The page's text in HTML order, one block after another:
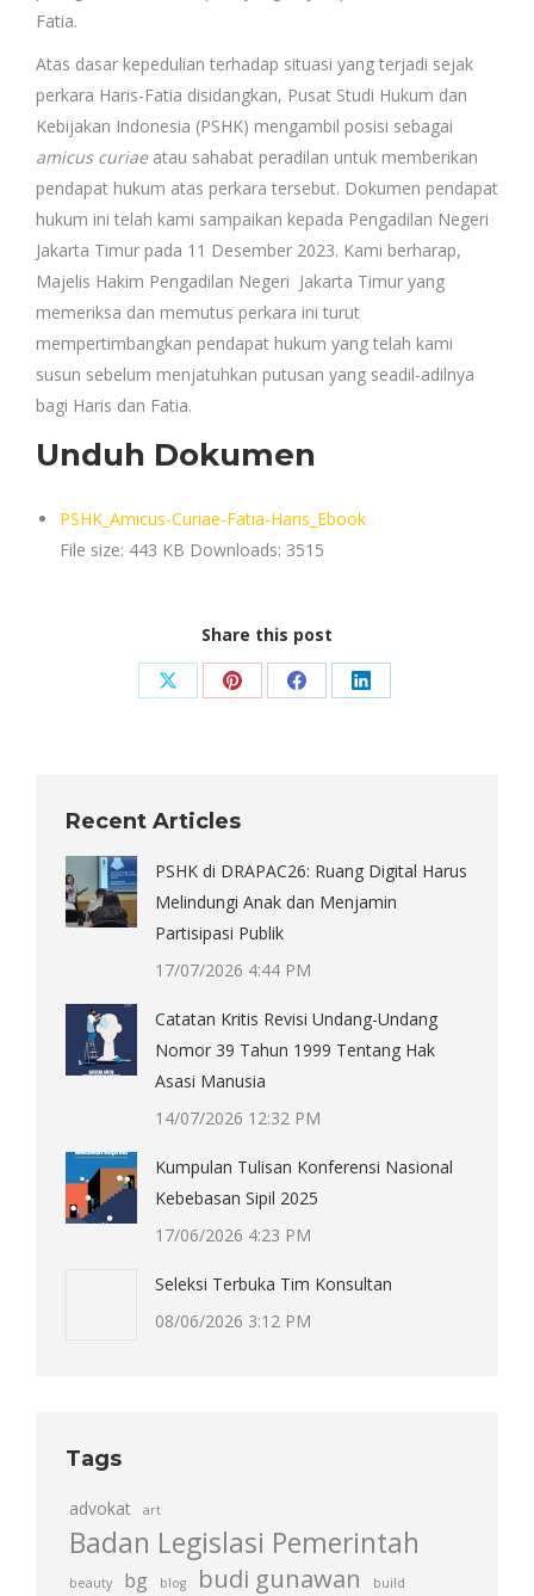
Fatia.
Atas dasar kepedulian terhadap situasi yang terjadi sejak
perkara Haris-Fatia disidangkan, Pusat Studi Hukum dan
Kebijakan Indonesia (PSHK) mengambil posisi sebagai
amicus curiaeatau sahabat peradilan untuk memberikan
pendapat hukum atas perkara tersebut. Dokumen pendapat
hukum ini telah kami sampaikan kepada Pengadilan Negeri
Jakarta Timur pada 11 Desember 2023. Kami berharap,
Majelis Hakim Pengadilan Negeri Jakarta Timur yang
memeriksa dan memutus perkara ini turut
mempertimbangkan pendapat hukum yang telah kami
susun sebelum menjatuhkan putusan yang seadil-adilnya
bagi Haris dan Fatia.
Unduh Dokumen
PSHK_Amicus-Curiae-Fatia-Haris_Ebook
File size: 443 KB Downloads: 3515
Share this post
Share Share Share Share
Recent Articles
PSHK di DRAPAC26: Ruang Digital Harus
Melindungi Anak dan Menjamin
Partisipasi Publik
17/07/2026 4:44 PM
Catatan Kritis Revisi Undang-Undang
Nomor 39 Tahun 1999 Tentang Hak
Asasi Manusia
14/07/2026 12:32 PM
Kumpulan Tulisan Konferensi Nasional
Kebebasan Sipil 2025
17/06/2026 4:23 PM
Seleksi Terbuka Tim Konsultan
08/06/2026 3:12 PM
Tags
advokat art
Badan Legislasi Pemerintah
beauty bg blog budi gunawan build